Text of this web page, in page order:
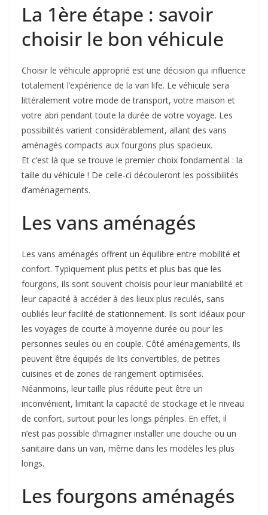
La 1ère étape : savoir
choisir le bon véhicule
Choisir le véhicule approprié est une décision qui influence
totalement l’expérience de la van life. Le véhicule sera
littéralement votre mode de transport, votre maison et
votre abri pendant toute la durée de votre voyage. Les
possibilités varient considérablement, allant des vans
aménagés compacts aux fourgons plus spacieux.
Et c’est là que se trouve le premier choix fondamental : la
taille du véhicule ! De celle-ci découleront les possibilités
d’aménagements.
Les vans aménagés
Les vans aménagés offrent un équilibre entre mobilité et
confort. Typiquement plus petits et plus bas que les
fourgons, ils sont souvent choisis pour leur maniabilité et
leur capacité à accéder à des lieux plus reculés, sans
oubliés leur facilité de stationnement. Ils sont idéaux pour
les voyages de courte à moyenne durée ou pour les
personnes seules ou en couple. Côté aménagements, ils
peuvent être équipés de lits convertibles, de petites
cuisines et de zones de rangement optimisées.
Néanmoins, leur taille plus réduite peut être un
inconvénient, limitant la capacité de stockage et le niveau
de confort, surtout pour les longs périples. En effet, il
n’est pas possible d’imaginer installer une douche ou un
sanitaire dans un van, même dans les modèles les plus
longs.
Les fourgons aménagés